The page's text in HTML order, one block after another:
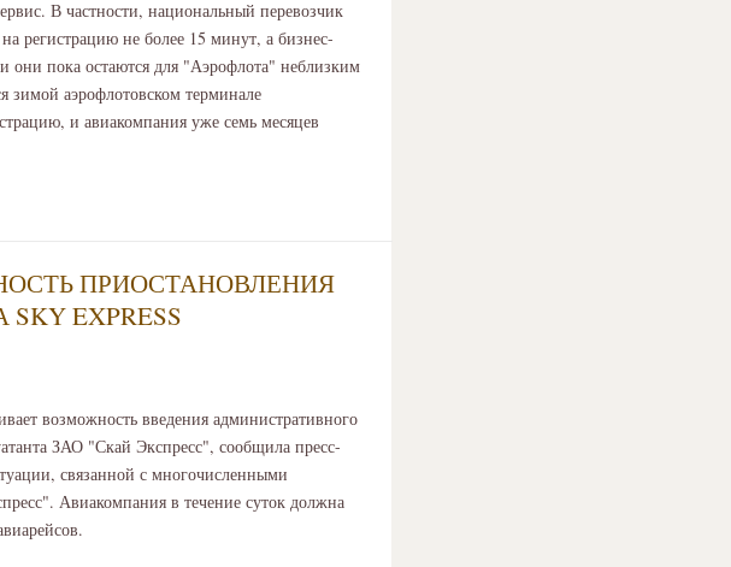
В частности, национальный перевозчик
регистрацию не более 15 минут, а бизнес-
они пока остаются для "Аэрофлота" неблизким
зимой аэрофлотовском терминале
и авиакомпания уже семь месяцев
ПРИОСТАНОВЛЕНИЯ
EXPRESS
возможность введения административного
ЗАО "Скай Экспресс", сообщила пресс-
связанной с многочисленными
Авиакомпания в течение суток должна